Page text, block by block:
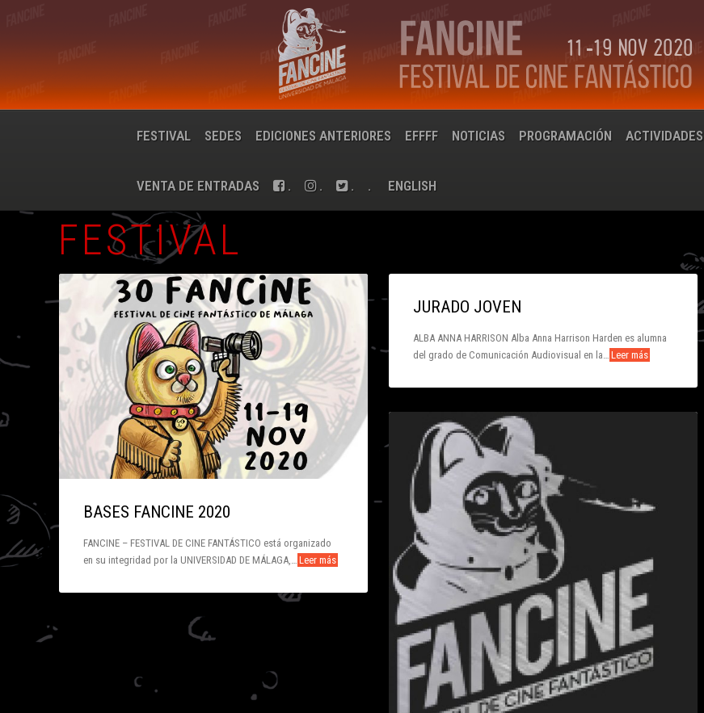
FESTIVAL SEDES EDICIONES ANTERIORES EFFFF NOTICIAS PROGRAMACIÓN ACTIVIDADES
VENTA DE ENTRADAS . . . . ENGLISH
FESTIVAL
BASES FANCINE 2020
FANCINE – FESTIVAL DE CINE FANTÁSTICO está organizado
en su integridad por la UNIVERSIDAD DE MÁLAGA,… Leer más
JURADO JOVEN
ALBA ANNA HARRISON Alba Anna Harrison Harden es alumna
del grado de Comunicación Audiovisual en la… Leer más